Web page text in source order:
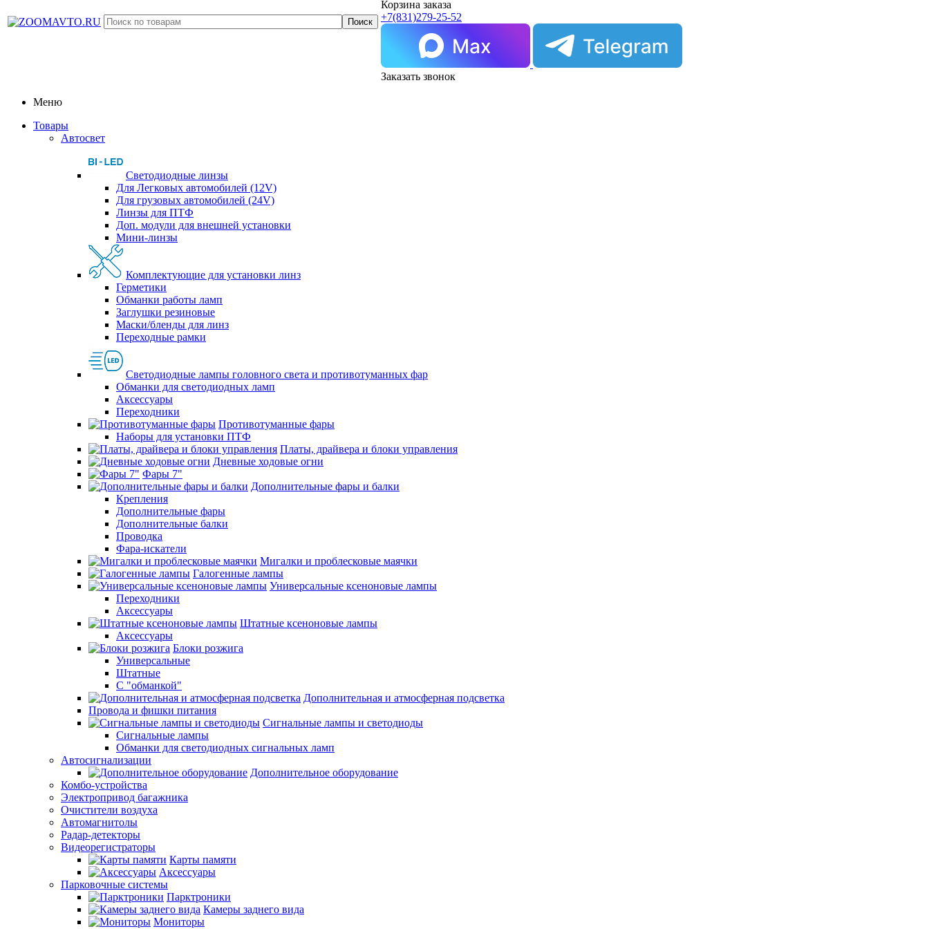
Корзина заказа
+7(831)279-25-52
Заказать звонок
Меню
Товары
Автосвет
Светодиодные линзы
Для Легковых автомобилей (12V)
Для грузовых автомобилей (24V)
Линзы для ПТФ
Доп. модули для внешней установки
Мини-линзы
Комплектующие для установки линз
Герметики
Обманки работы ламп
Заглушки резиновые
Маски/бленды для линз
Переходные рамки
Светодиодные лампы головного света и противотуманных фар
Обманки для светодиодных ламп
Аксессуары
Переходники
Противотуманные фары
Наборы для установки ПТФ
Платы, драйвера и блоки управления
Дневные ходовые огни
Фары 7"
Дополнительные фары и балки
Крепления
Дополнительные фары
Дополнительные балки
Проводка
Фара-искатели
Мигалки и проблесковые маячки
Галогенные лампы
Универсальные ксеноновые лампы
Переходники
Аксессуары
Штатные ксеноновые лампы
Аксессуары
Блоки розжига
Универсальные
Штатные
С "обманкой"
Дополнительная и атмосферная подсветка
Провода и фишки питания
Cигнальные лампы и светодиоды
Сигнальные лампы
Обманки для светодиодных сигнальных ламп
Автосигнализации
Дополнительное оборудование
Комбо-устройства
Электропривод багажника
Очистители воздуха
Автомагнитолы
Радар-детекторы
Видеорегистраторы
Карты памяти
Аксессуары
Парковочные системы
Парктроники
Камеры заднего вида
Мониторы